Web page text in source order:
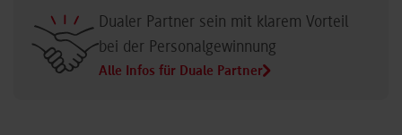
Dualer Partner sein mit klarem Vorteil
bei der Personalgewinnung
Alle Infos für Duale Partner